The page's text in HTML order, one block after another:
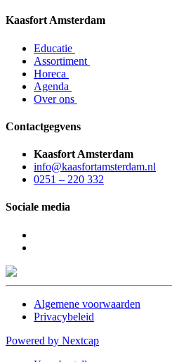
Kaasfort Amsterdam
Educatie
Assortiment
Horeca
Agenda
Over ons
Contactgegvens
Kaasfort Amsterdam
info@kaasfortamsterdam.nl
0251 – 220 332
Sociale media
Algemene voorwaarden
Privacybeleid
Powered by Nextcap